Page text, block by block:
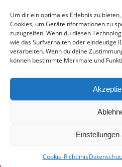
Um dir ein optimales Erlebnis zu
Cookies, um Geräteinformationen zu
zuzugreifen. Wenn du diesen
wie das Surfverhalten oder eindeutige
verarbeiten. Wenn du deine
können bestimmte Merkmale und
Einstellungen
Cookie-Richtlinie
Das sagen die Medien
Datum Quelle
Zeitung
© VfR